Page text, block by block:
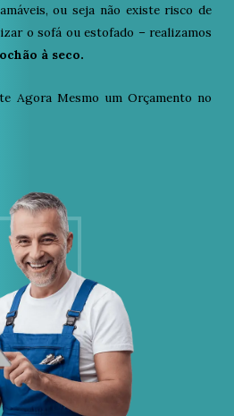
ou seja não existe risco de
o sofá ou estofado – realizamos
à seco.
Agora Mesmo um Orçamento no